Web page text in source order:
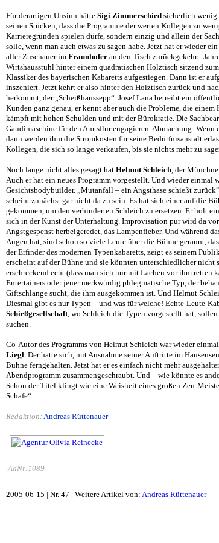
Für derartigen Unsinn hätte Sigi Zimmerschied sicherlich wenig
seinen Stücken, dass die Programme der werten Kollegen zu
Karrieregründen spielen dürfe, sondern einzig und allein der
solle, wenn man auch etwas zu sagen habe. Jetzt hat er wieder
aller Zuschauer im Fraunhofer an den Tisch zurückgekehrt.
Wirtshausstuhl hinter einem quadratischen Holztisch sitzend
Klassiker des bayerischen Kabaretts aufgestiegen. Dann ist er
inszeniert. Jetzt kehrt er also hinter den Holztisch zurück und
herkommt, der „Scheißhaussepp“. Josef Lana betreibt ein
Kunden ganz genau, er kennt aber auch die Probleme, die
kämpft mit hohen Schulden und mit der Bürokratie. Die
Gaudimaschine für den Amtsflur engagieren. Abmachung:
dann werden ihm die Stromkosten für seine Bedürfnisanstalt
Kollegen, die sich so lange verkaufen, bis sie nichts mehr zu
Noch lange nicht alles gesagt hat Helmut Schleich, der
Auch er hat ein neues Programm vorgestellt. Und wieder einmal
Gesichtsbodybuilder. „Mutanfall – ein Angsthase schießt
scheint zunächst gar nicht da zu sein. Es hat sich einer auf die
gekommen, um den verhinderten Schleich zu ersetzen. Er holt
sich in der Kunst der Unterhaltung. Improvisation pur wird da
Angstgespenst herbeigeredet, das Lampenfieber. Und während
Augen hat, sind schon so viele Leute über die Bühne gerannt,
der Erfinder des modernen Typenkabaretts, zeigt es seinem
erscheint auf der Bühne und sie könnten unterschiedlicher nicht
erschreckend echt (dass man sich nur mit Lachen vor ihm retten
Entertainers oder jener merkwürdig phlegmatische Typ, der
Giftschlange sucht, die ihm ausgekommen ist. Und Helmut
Diesmal gibt es nur Typen – und was für welche! Echte-Leute-
Schießgesellschaft, wo Schleich die Typen vorgestellt hat,
suchen.
Co-Autor des Programms von Helmut Schleich war wieder
Liegl. Der hatte sich, mit Ausnahme seiner Auftritte im
Bühne ferngehalten. Jetzt hat er es einfach nicht mehr
Abendprogramm zusammengeschraubt. Und – wie könnte es
Schon der Titel klingt wie eine Weisheit eines großen Zen-
Schafe“.
Redaktion: Andreas Rüttenauer
AdNr:1089
2005-06-15 | Nr. 47 | Weitere Artikel von: Andreas Rüttenauer